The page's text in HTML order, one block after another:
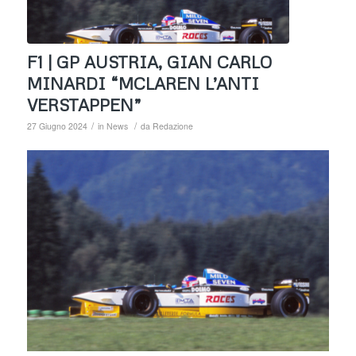
F1 | GP AUSTRIA, GIAN CARLO
MINARDI “MCLAREN L’ANTI
VERSTAPPEN”
27 Giugno 2024 / in News / da Redazione